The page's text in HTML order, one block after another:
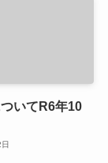
いてR6年10